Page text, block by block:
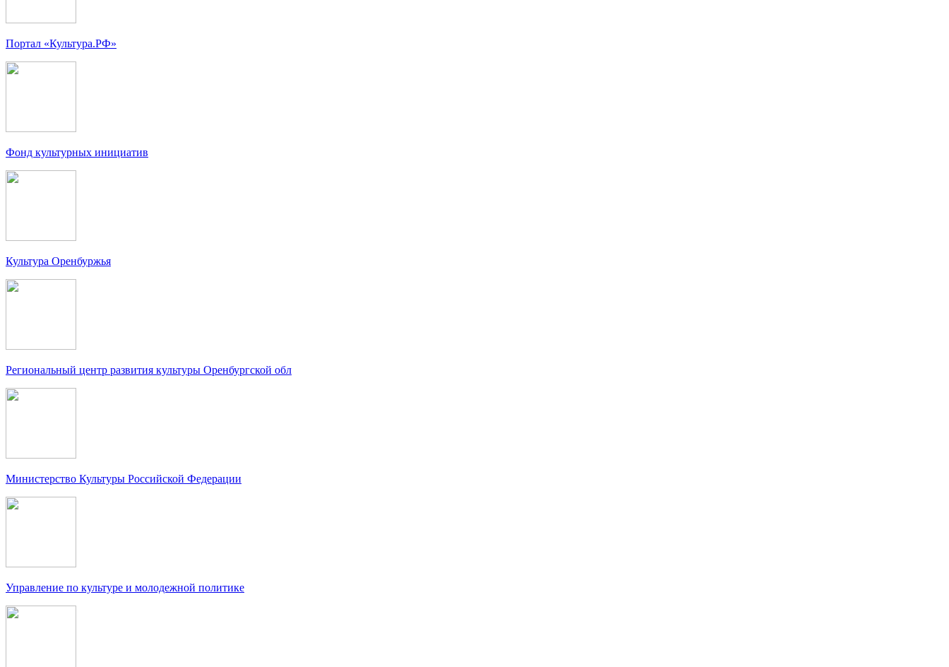
Портал «Культура.РФ»
Фонд культурных инициатив
Культура Оренбуржья
Региональный центр развития культуры Оренбургской обл
Министерство Культуры Российской Федерации
Управление по культуре и молодежной политике